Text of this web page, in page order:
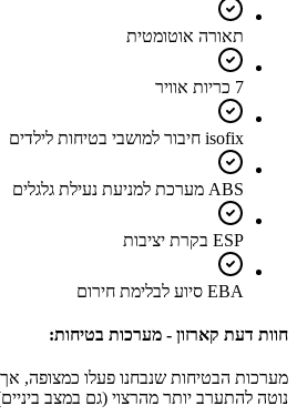
תאורה אוטומטית
7 כריות אוויר
isofix חיבור למושבי בטיחות לילדים
ABS מערכת למניעת נעילת גלגלים
ESP בקרת יציבות
EBA סיוע לבלימת חירום
חוות דעת קארזון - מערכות בטיחות:
מערכות הבטיחות שנבחנו פעלו כמצופה, אך
נוטה להתערב יותר מהרצוי (גם במצב